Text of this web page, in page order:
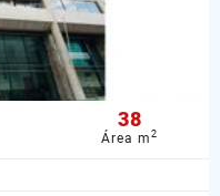
38
Área m2